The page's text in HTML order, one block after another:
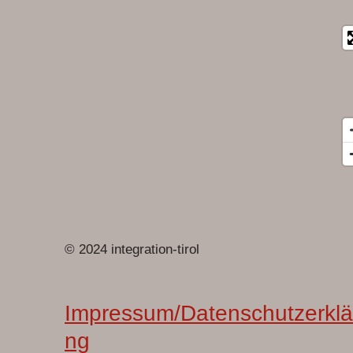
© 2024 integration-tirol
Impressum/
ng